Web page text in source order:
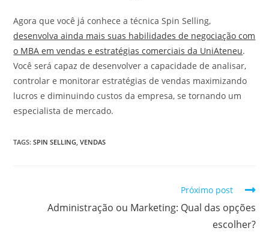
Agora que você já conhece a técnica Spin Selling,
desenvolva ainda mais suas habilidades de negociação com
o MBA em vendas e estratégias comerciais da UniAteneu.
Você será capaz de desenvolver a capacidade de analisar,
controlar e monitorar estratégias de vendas maximizando
lucros e diminuindo custos da empresa, se tornando um
especialista de mercado.
TAGS:SPIN SELLING VENDAS
Próximo post
Administração ou Marketing: Qual das opções
escolher?